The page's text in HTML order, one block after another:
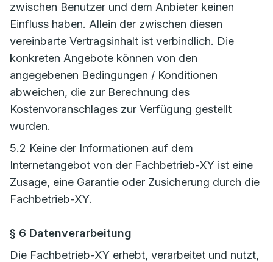
zwischen Benutzer und dem Anbieter keinen
Einfluss haben. Allein der zwischen diesen
vereinbarte Vertragsinhalt ist verbindlich. Die
konkreten Angebote können von den
angegebenen Bedingungen / Konditionen
abweichen, die zur Berechnung des
Kostenvoranschlages zur Verfügung gestellt
wurden.
5.2 Keine der Informationen auf dem
Internetangebot von der Fachbetrieb-XY ist eine
Zusage, eine Garantie oder Zusicherung durch die
Fachbetrieb-XY.
§ 6 Datenverarbeitung
Die Fachbetrieb-XY erhebt, verarbeitet und nutzt,